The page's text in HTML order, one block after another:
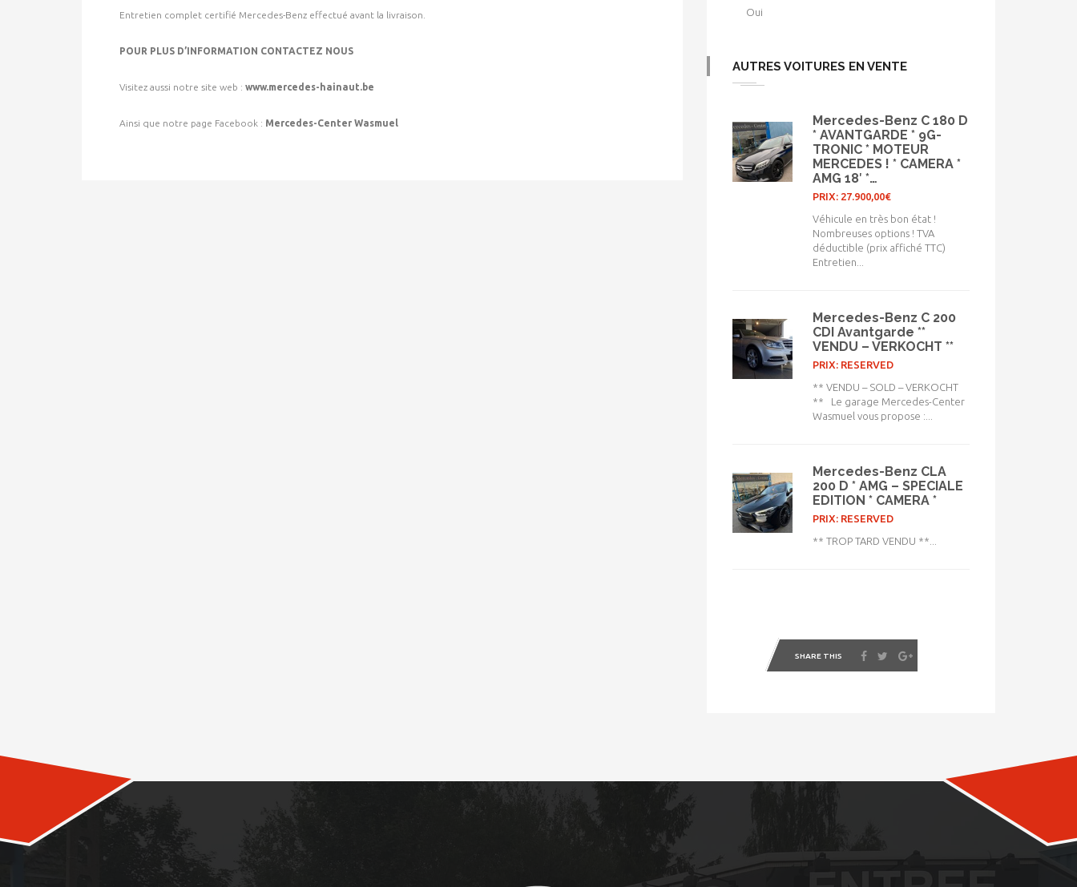
Entretien complet certifié Mercedes-Benz effectué avant la livraison.
POUR PLUS D’INFORMATION CONTACTEZ NOUS
Visitez aussi notre site web : www.mercedes-hainaut.be
Ainsi que notre page Facebook : Mercedes-Center Wasmuel
Oui
AUTRES VOITURES EN VENTE
Mercedes-Benz C 180 D
* AVANTGARDE * 9G-
TRONIC * MOTEUR
MERCEDES ! * CAMERA *
AMG 18′ *…
PRIX: 27.900,00€
Véhicule en très bon état !
Nombreuses options ! TVA
déductible (prix affiché TTC)
Entretien...
Mercedes-Benz C 200
CDI Avantgarde **
VENDU – VERKOCHT **
PRIX: RESERVED
** VENDU – SOLD – VERKOCHT
** Le garage Mercedes-Center
Wasmuel vous propose :...
Mercedes-Benz CLA
200 D * AMG – SPECIALE
EDITION * CAMERA *
PRIX: RESERVED
** TROP TARD VENDU **...
SHARE THIS